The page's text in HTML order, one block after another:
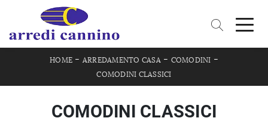
HOME - ARREDAMENTO CASA- COMODINI -
COMODINI CLASSICI
COMODINI CLASSICI